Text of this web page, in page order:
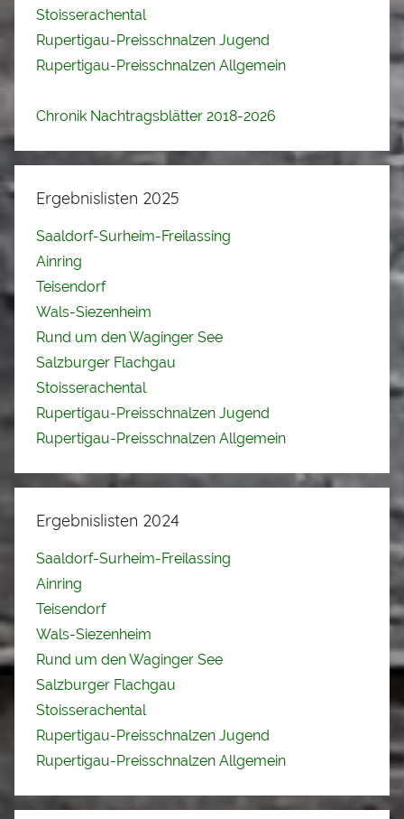
Stoisserachental
Rupertigau-Preisschnalzen Jugend
Rupertigau-Preisschnalzen Allgemein
Chronik Nachtragsblätter 2018-2026
Ergebnislisten 2025
Saaldorf-Surheim-Freilassing
Ainring
Teisendorf
Wals-Siezenheim
Rund um den Waginger See
Salzburger Flachgau
Stoisserachental
Rupertigau-Preisschnalzen Jugend
Rupertigau-Preisschnalzen Allgemein
Ergebnislisten 2024
Saaldorf-Surheim-Freilassing
Ainring
Teisendorf
Wals-Siezenheim
Rund um den Waginger See
Salzburger Flachgau
Stoisserachental
Rupertigau-Preisschnalzen Jugend
Rupertigau-Preisschnalzen Allgemein